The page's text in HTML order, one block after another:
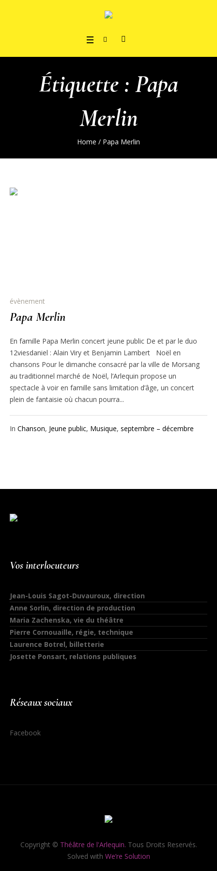
Étiquette : Papa
Merlin
Home / Papa Merlin
évènement
Papa Merlin
En famille Papa Merlin concert jeune public De et par le duo
12viesdaniel : Alain Viry et Benjamin Lambert Noël en
chansons Pour le dimanche consacré par la ville de Morsang
au traditionnel marché de Noël, l’Arlequin propose un
spectacle à voir en famille sans limitation d’âge, un concert
plein de fantaisie où chacun pourra...
In Chanson, Jeune public, Musique, septembre – décembre
Vos interlocuteurs
Jean-Louis Sagot-Duvauroux, direction
Anne Sorlin, direction de production
Maria Zachenska, vie du théâtre
Pierre Cornouaille, régie, technique
Laurence Botrel, billetterie
Josette Ponsart, relations publiques
Réseaux sociaux
Facebook
Copyright © Théâtre de l'Arlequin. Tous Droits Reservés.
Solved with We’re Solution